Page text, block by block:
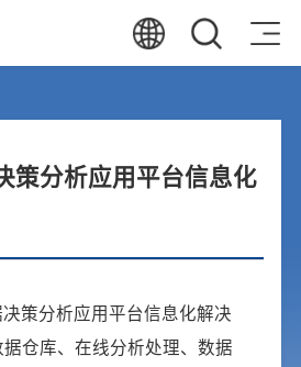
策分析应用平台信息化
策分析应用平台信息化解决
仓库、在线分析处理、数据